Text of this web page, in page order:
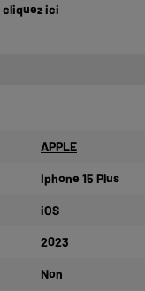
cliquez ici
APPLE
Iphone 15 Plus
iOS
2023
Non